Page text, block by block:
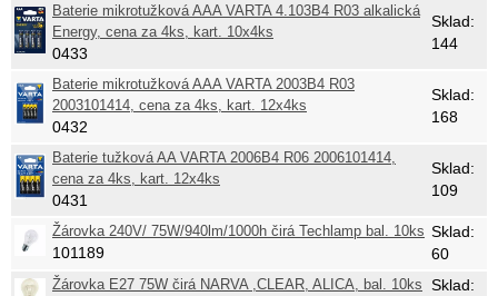
Baterie mikrotužková AAA VARTA 4.103B4 R03 alkalická
Energy, cena za 4ks, kart. 10x4ks
0433
Sklad:
144
Baterie mikrotužková AAA VARTA 2003B4 R03
2003101414, cena za 4ks, kart. 12x4ks
0432
Sklad:
168
Baterie tužková AA VARTA 2006B4 R06 2006101414,
cena za 4ks, kart. 12x4ks
0431
Sklad:
109
Žárovka 240V/ 75W/940lm/1000h čirá Techlamp bal. 10ks
101189
Sklad:
60
Žárovka E27 75W čirá NARVA ,CLEAR, ALICA, bal. 10ks
Sklad: